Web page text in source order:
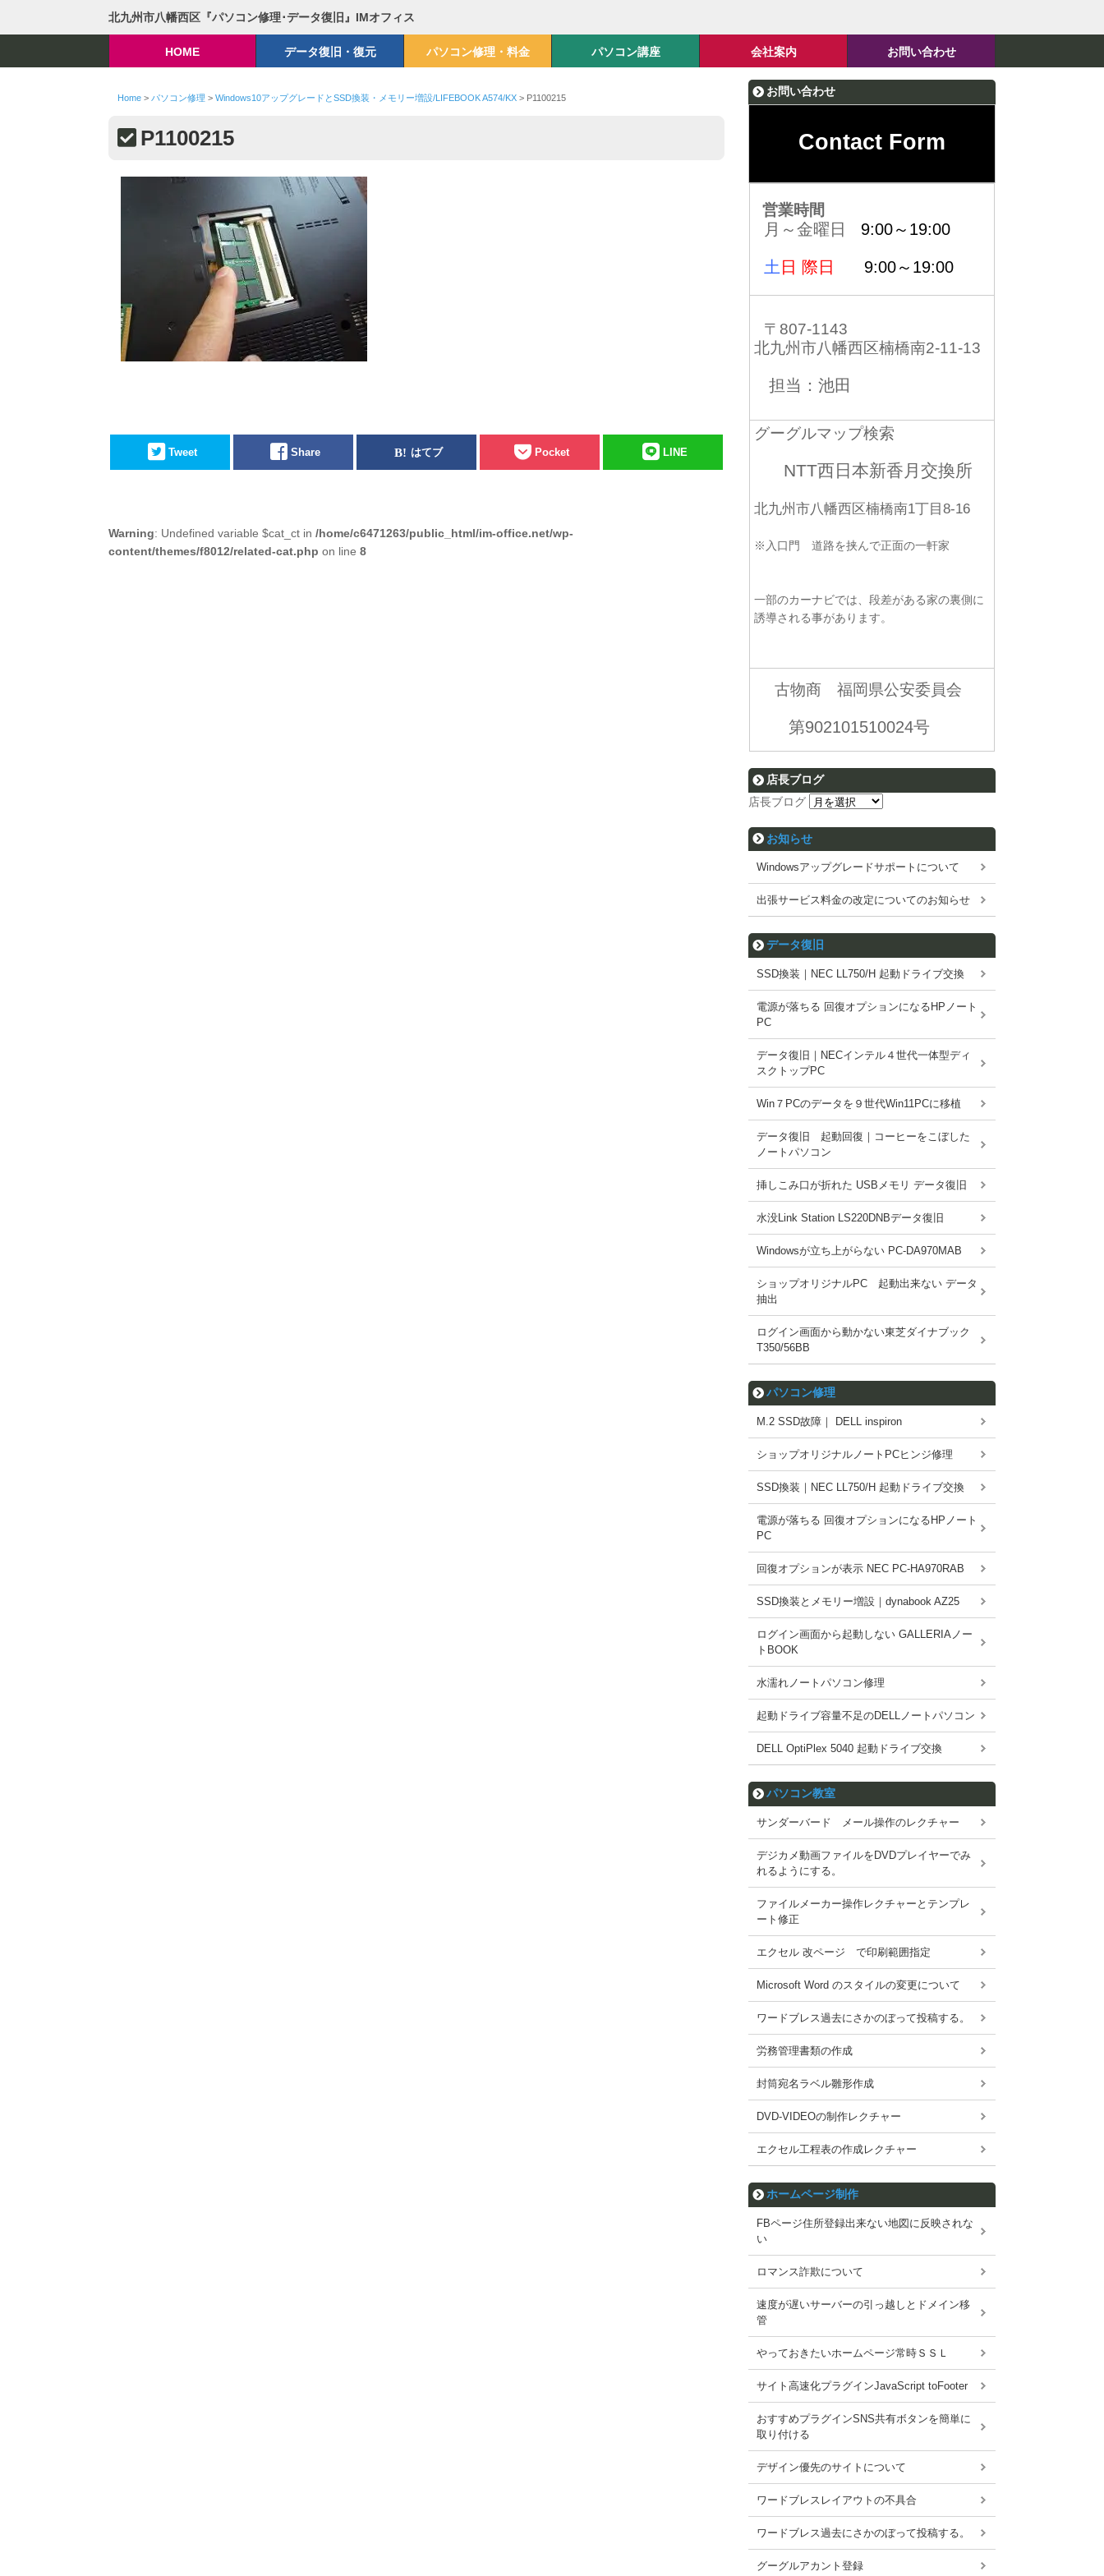
北九州市八幡西区『パソコン修理･データ復旧』IMオフィス
HOME データ復旧・復元 パソコン修理・料金 パソコン講座 会社案内 お問い合わせ
Home> パソコン修理 > Windows10アップグレードとSSD換装・メモリー増設/LIFEBOOK A574/KX> P1100215
P1100215
Tweet Share はてブ Pocket LINE
Warning: Undefined variable $cat_ct in /home/c6471263/public_html/im-office.net/wp-
content/themes/f8012/related-cat.php on line 8
お問い合わせ
Contact Form
営業時間
月～金曜日 9:00～19:00
土 日 際日 9:00～19:00
〒807-1143
北九州市八幡西区楠橋南2-11-13
担当：池田
グーグルマップ検索
NTT西日本新香月交換所
北九州市八幡西区楠橋南1丁目8-16
※入口門 道路を挟んで正面の一軒家
一部のカーナビでは、段差がある家の裏側に
誘導される事があります。
古物商 福岡県公安委員会
第902101510024号
店長ブログ
店長ブログ
お知らせ
Windowsアップグレードサポートについて
出張サービス料金の改定についてのお知らせ
データ復旧
SSD換装｜NEC LL750/H 起動ドライブ交換
電源が落ちる 回復オプションになるHPノート
PC
データ復旧｜NECインテル４世代一体型ディ
スクトップPC
Win７PCのデータを９世代Win11PCに移植
データ復旧 起動回復｜コーヒーをこぼした
ノートパソコン
挿しこみ口が折れた USBメモリ データ復旧
水没Link Station LS220DNBデータ復旧
Windowsが立ち上がらない PC-DA970MAB
ショップオリジナルPC 起動出来ない データ
抽出
ログイン画面から動かない東芝ダイナブック
T350/56BB
パソコン修理
M.2 SSD故障｜ DELL inspiron
ショップオリジナルノートPCヒンジ修理
SSD換装｜NEC LL750/H 起動ドライブ交換
電源が落ちる 回復オプションになるHPノート
PC
回復オプションが表示 NEC PC-HA970RAB
SSD換装とメモリー増設｜dynabook AZ25
ログイン画面から起動しない GALLERIAノー
トBOOK
水濡れノートパソコン修理
起動ドライブ容量不足のDELLノートパソコン
DELL OptiPlex 5040 起動ドライブ交換
パソコン教室
サンダーバード メール操作のレクチャー
デジカメ動画ファイルをDVDプレイヤーでみ
れるようにする。
ファイルメーカー操作レクチャーとテンプレ
ート修正
エクセル 改ページ で印刷範囲指定
Microsoft Word のスタイルの変更について
ワードブレス過去にさかのぼって投稿する。
労務管理書類の作成
封筒宛名ラベル雛形作成
DVD-VIDEOの制作レクチャー
エクセル工程表の作成レクチャー
ホームページ制作
FBページ住所登録出来ない地図に反映されな
い
ロマンス詐欺について
速度が遅いサーバーの引っ越しとドメイン移
管
やっておきたいホームページ常時ＳＳＬ
サイト高速化プラグインJavaScript toFooter
おすすめプラグインSNS共有ボタンを簡単に
取り付ける
デザイン優先のサイトについて
ワードブレスレイアウトの不具合
ワードブレス過去にさかのぼって投稿する。
グーグルアカント登録